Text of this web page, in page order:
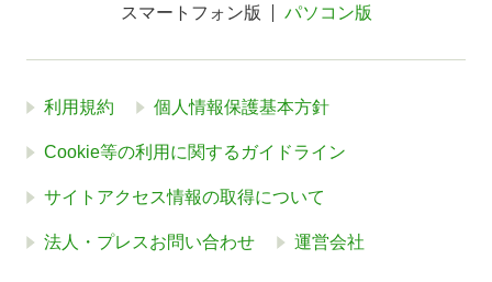
スマートフォン版 パソコン版
利用規約 個人情報保護基本方針
Cookie等の利用に関するガイドライン
サイトアクセス情報の取得について
法人・プレスお問い合わせ 運営会社